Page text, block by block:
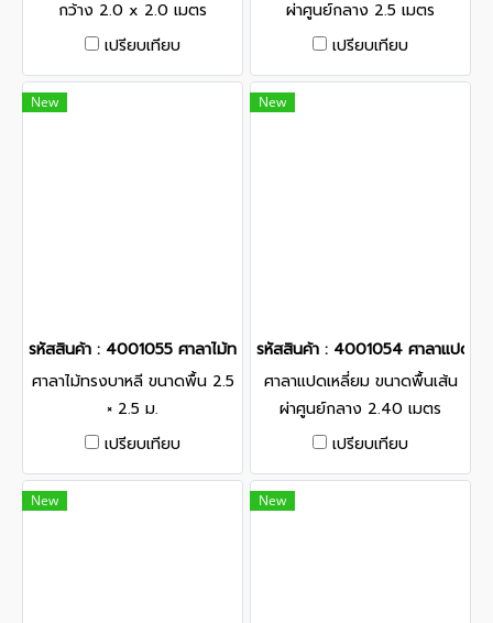
กว้าง 2.0 x 2.0 เมตร
เปรียบเทียบ
ผ่าศูนย์กลาง 2.5 เมตร
เปรียบเทียบ
New
รหัสสินค้า : 4001055 ศาลาไม้ทรงบาหลี ขนาดพื้น 2.5 × 2.5 ม.
ศาลาไม้ทรงบาหลี ขนาดพื้น 2.5
× 2.5 ม.
เปรียบเทียบ
New
รหัสสินค้า : 4001054 ศาลาแปดเ
ศาลาแปดเหลี่ยม ขนาดพื้นเส้น
ผ่าศูนย์กลาง 2.40 เมตร
เปรียบเทียบ
New New